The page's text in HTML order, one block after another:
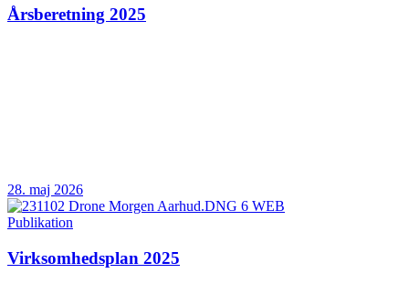
Årsberetning 2025
28. maj 2026
Publikation
Virksomhedsplan 2025